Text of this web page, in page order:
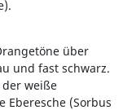
über
und fast schwarz.
weiße
Eberesche (Sorbus